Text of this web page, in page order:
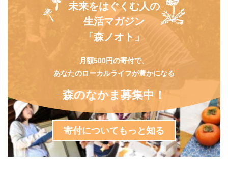
未来をはぐくむ人の
生活マガジン
「森ノオト」
月額500円の寄付で、
あなたのローカルライフが豊かになる
森のなかま募集中！
寄付についてもっと知る